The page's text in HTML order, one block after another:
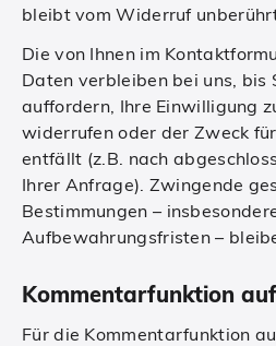
bleibt vom Widerruf
Die von Ihnen im
Daten verbleiben bei uns, bis
auffordern, Ihre Einwilligung
widerrufen oder der Zweck
entfällt (z.B. nach
Ihrer Anfrage). Zwingende
Bestimmungen –
Aufbewahrungsfristen –
Kommentarfunktion
Für die Kommentarfunktion